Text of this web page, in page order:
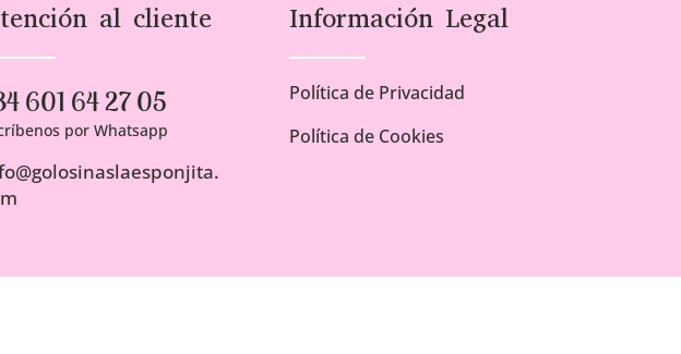
al cliente
601 64 27 05
por Whatsapp
Información Legal
Política de Privacidad
Política de Cookies